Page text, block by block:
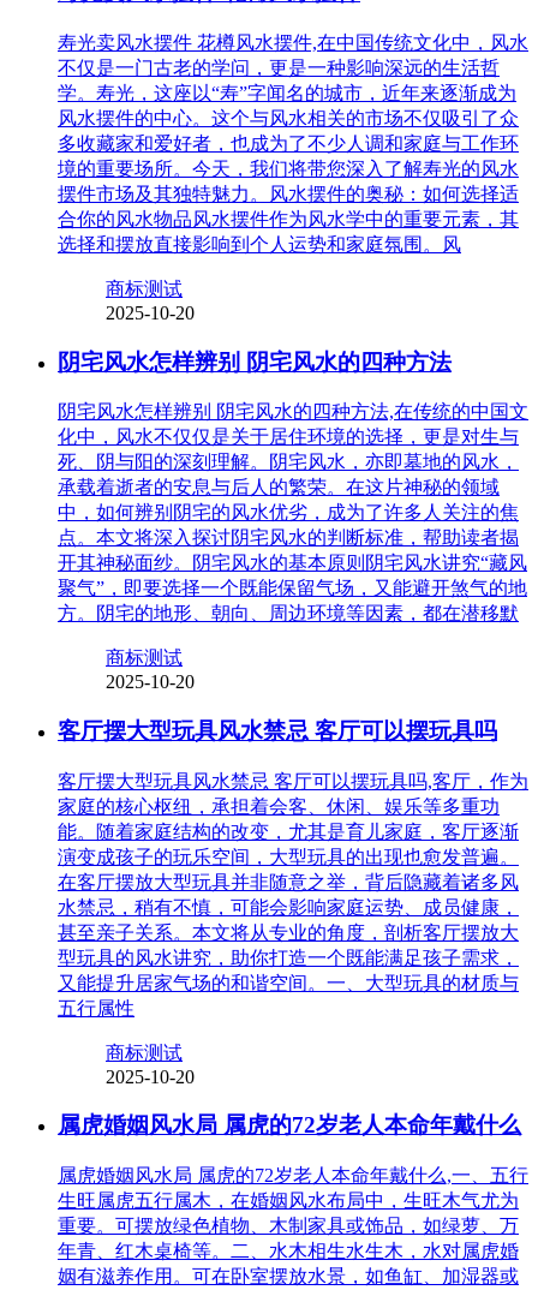
寿光卖风水摆件 花樽风水摆件,在中国传统文化中，风水
不仅是一门古老的学问，更是一种影响深远的生活哲
学。寿光，这座以“寿”字闻名的城市，近年来逐渐成为
风水摆件的中心。这个与风水相关的市场不仅吸引了众
多收藏家和爱好者，也成为了不少人调和家庭与工作环
境的重要场所。今天，我们将带您深入了解寿光的风水
摆件市场及其独特魅力。风水摆件的奥秘：如何选择适
合你的风水物品风水摆件作为风水学中的重要元素，其
选择和摆放直接影响到个人运势和家庭氛围。风
商标测试
2025-10-20
阴宅风水怎样辨别 阴宅风水的四种方法
阴宅风水怎样辨别 阴宅风水的四种方法,在传统的中国文
化中，风水不仅仅是关于居住环境的选择，更是对生与
死、阴与阳的深刻理解。阴宅风水，亦即墓地的风水，
承载着逝者的安息与后人的繁荣。在这片神秘的领域
中，如何辨别阴宅的风水优劣，成为了许多人关注的焦
点。本文将深入探讨阴宅风水的判断标准，帮助读者揭
开其神秘面纱。阴宅风水的基本原则阴宅风水讲究“藏风
聚气”，即要选择一个既能保留气场，又能避开煞气的地
方。阴宅的地形、朝向、周边环境等因素，都在潜移默
商标测试
2025-10-20
客厅摆大型玩具风水禁忌 客厅可以摆玩具吗
客厅摆大型玩具风水禁忌 客厅可以摆玩具吗,客厅，作为
家庭的核心枢纽，承担着会客、休闲、娱乐等多重功
能。随着家庭结构的改变，尤其是育儿家庭，客厅逐渐
演变成孩子的玩乐空间，大型玩具的出现也愈发普遍。
在客厅摆放大型玩具并非随意之举，背后隐藏着诸多风
水禁忌，稍有不慎，可能会影响家庭运势、成员健康，
甚至亲子关系。本文将从专业的角度，剖析客厅摆放大
型玩具的风水讲究，助你打造一个既能满足孩子需求，
又能提升居家气场的和谐空间。一、大型玩具的材质与
五行属性
商标测试
2025-10-20
属虎婚姻风水局 属虎的72岁老人本命年戴什么
属虎婚姻风水局 属虎的72岁老人本命年戴什么,一、五行
生旺属虎五行属木，在婚姻风水布局中，生旺木气尤为
重要。可摆放绿色植物、木制家具或饰品，如绿萝、万
年青、红木桌椅等。二、水木相生水生木，水对属虎婚
姻有滋养作用。可在卧室摆放水景，如鱼缸、加湿器或